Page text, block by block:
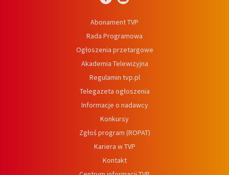
Abonament TVP
Rada Programowa
Ogłoszenia przetargowe
Akademia Telewizyjna
Regulamin tvp.pl
Telegazeta ogłoszenia
Informacje o nadawcy
Konkursy
Zgłoś program (ROPAT)
Kariera w TVP
Kontakt